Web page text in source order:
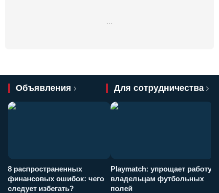
Объявления Для сотрудничества
8 распространенных
финансовых ошибок: чего
следует избегать?
Playmatch: упрощает работу
владельцам футбольных
полей